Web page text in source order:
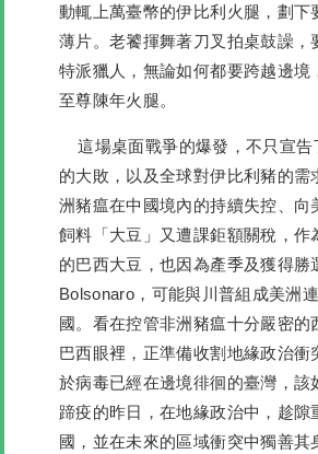
動輒上萬臺幣的伊比利火腿，劃下
薄片。老饕揮舞著刀叉拍桌鼓譟，
特派獵人，無論如何都要跨越邊境
至尊陳年火腿。
這場桌面戰爭的爆發，不只宣告
的大敗，以及全球對伊比利豬的需
洲豬瘟在中國境內的持續失控、向
飼料「大豆」又遭課鉅額關稅，作
的巴西大豆，也因為產季及獲得勝
Bolsonaro，可能與川普組成美洲
國。看在控管非洲豬瘟十分嚴密的
巴西眼裡，正準備收割地緣政治衝
於病毒已經在邊境徘徊的臺灣，該
蹄疫的昨日，在地緣政治中，趁隙
國，並在未來的區域衝突中獨善其